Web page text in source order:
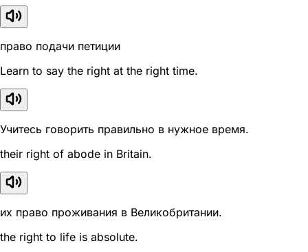
право подачи петиции
Learn to say the right at the right time.
Учитесь говорить правильно в нужное время.
their right of abode in Britain.
их право проживания в Великобритании.
the right to life is absolute.